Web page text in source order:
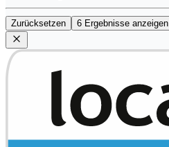
Zurücksetzen 6 Ergebnisse anzeigen